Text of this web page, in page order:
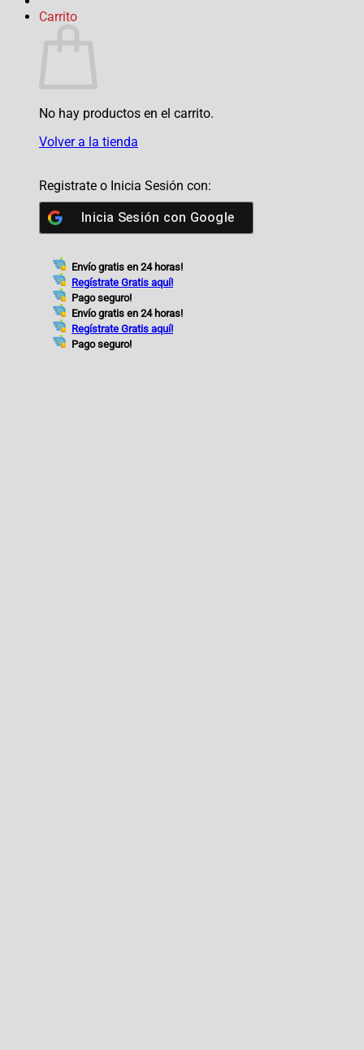
Carrito
No hay productos en el carrito.
Volver a la tienda
Registrate o Inicia Sesión con:
Inicia Sesión con Google
Envío gratis en 24 horas!
Regístrate Gratis aquí!
Pago seguro!
Envío gratis en 24 horas!
Regístrate Gratis aquí!
Pago seguro!